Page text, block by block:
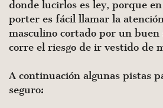
donde lucirlos es ley, porque
porter es fácil llamar la
masculino cortado por un buen
corre el riesgo de ir vestido de
A continuación algunas pistas
seguro: